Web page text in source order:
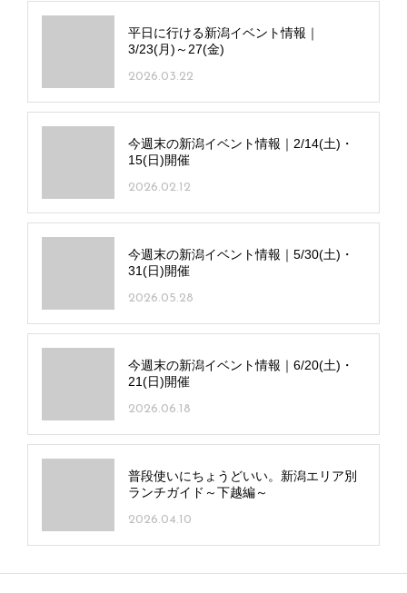
平日に行ける新潟イベント情報｜
3/23(月)～27(金)
2026.03.22
今週末の新潟イベント情報｜2/14(土)・
15(日)開催
2026.02.12
今週末の新潟イベント情報｜5/30(土)・
31(日)開催
2026.05.28
今週末の新潟イベント情報｜6/20(土)・
21(日)開催
2026.06.18
普段使いにちょうどいい。新潟エリア別
ランチガイド～下越編～
2026.04.10